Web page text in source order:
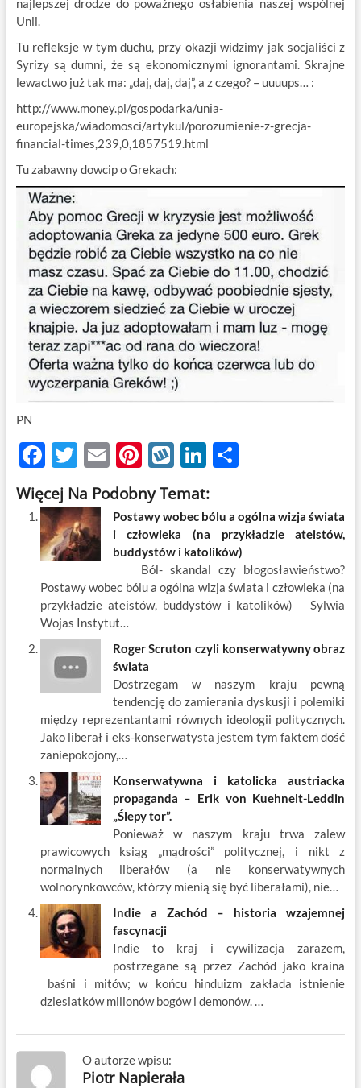
najlepszej drodze do poważnego osłabienia naszej wspólnej
Unii.
Tu refleksje w tym duchu, przy okazji widzimy jak socjaliści z
Syrizy są dumni, że są ekonomicznymi ignorantami. Skrajne
lewactwo już tak ma: „daj, daj, daj”, a z czego? – uuuups… :
http://www.money.pl/gospodarka/unia-
europejska/wiadomosci/artykul/porozumienie-z-grecja-
financial-times,239,0,1857519.html
Tu zabawny dowcip o Grekach:
PN
F
ac
e
b
o
o
k
T
w
itt
er
E
m
ail
Pi
nt
er
es
t
W
k
o
p
Li
k
e
dI
n
S
ar
e
Więcej Na Podobny Temat:
Postawy wobec bólu a ogólna wizja świata
i człowieka (na przykładzie ateistów,
buddystów i katolików)
Ból- skandal czy błogosławieństwo?
Postawy wobec bólu a ogólna wizja świata i człowieka (na
przykładzie ateistów, buddystów i katolików) Sylwia
Wojas Instytut…
Roger Scruton czyli konserwatywny obraz
świata
Dostrzegam w naszym kraju pewną
tendencję do zamierania dyskusji i polemiki
między reprezentantami równych ideologii politycznych.
Jako liberał i eks-konserwatysta jestem tym faktem dość
zaniepokojony,…
Konserwatywna i katolicka austriacka
propaganda – Erik von Kuehnelt-Leddin
„Ślepy tor”.
Ponieważ w naszym kraju trwa zalew
prawicowych ksiąg „mądrości” politycznej, i nikt z
normalnych liberałów (a nie konserwatywnych
wolnorynkowców, którzy mienią się być liberałami), nie…
Indie a Zachód – historia wzajemnej
fascynacji
Indie to kraj i cywilizacja zarazem,
postrzegane są przez Zachód jako kraina
baśni i mitów; w końcu hinduizm zakłada istnienie
dziesiatków milionów bogów i demonów. …
O autorze wpisu:
Piotr Napierała